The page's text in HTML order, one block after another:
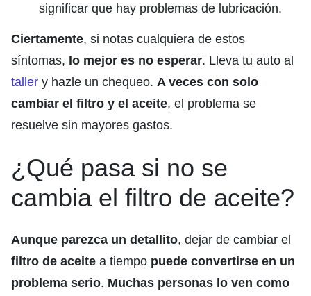
significar que hay problemas de lubricación.
Ciertamente, si notas cualquiera de estos
síntomas, lo mejor es no esperar. Lleva tu auto al
taller y hazle un chequeo. A veces con solo
cambiar el filtro y el aceite, el problema se
resuelve sin mayores gastos.
¿Qué pasa si no se
cambia el filtro de aceite?
Aunque parezca un detallito, dejar de cambiar el
filtro de aceite a tiempo puede convertirse en un
problema serio. Muchas personas lo ven como